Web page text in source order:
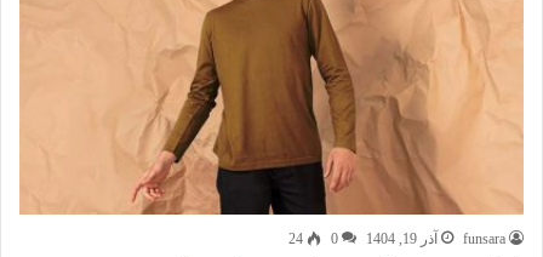
funsara آذر 19, 1404 0
24